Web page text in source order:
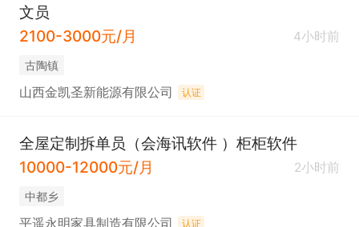
文员
2100-3000元/月
4小时前
古陶镇
山西金凯圣新能源有限公司 认证
全屋定制拆单员（会海讯软件 ）柜柜软件
10000-12000元/月
2小时前
中都乡
平遥永明家具制造有限公司 认证